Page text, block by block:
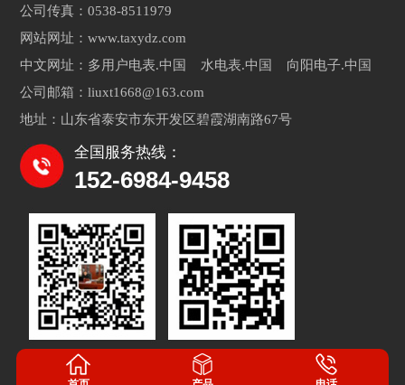
公司传真：0538-8511979
网站网址：www.taxydz.com
中文网址：多用户电表.中国 水电表.中国 向阳电子.中国
公司邮箱：liuxt1668@163.com
地址：山东省泰安市东开发区碧霞湖南路67号
全国服务热线：
152-6984-9458